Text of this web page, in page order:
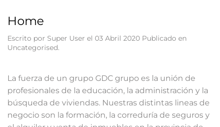
Home
Escrito por Super User el 03 Abril 2020 Publicado en
Uncategorised.
La fuerza de un grupo GDC grupo es la unión de
profesionales de la educación, la administración y la
búsqueda de viviendas. Nuestras distintas lineas de
negocio son la formación, la correduría de seguros y